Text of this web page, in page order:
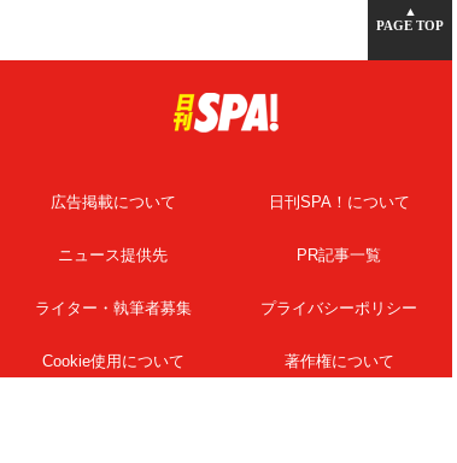
▲
PAGE TOP
広告掲載について 日刊SPA！について
ニュース提供先 PR記事一覧
ライター・執筆者募集 プライバシーポリシー
Cookie使用について 著作権について